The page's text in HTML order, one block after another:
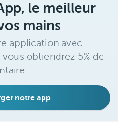
le meilleur
mains
application avec
obtiendrez 5% de
notre app